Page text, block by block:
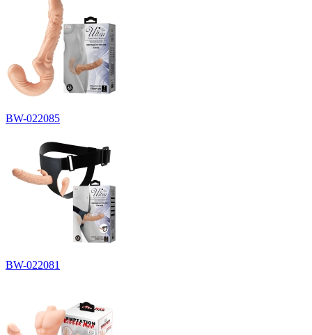
BW-022085
BW-022081